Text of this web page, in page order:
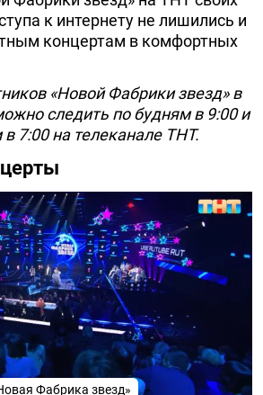
к интернету не лишились и
концертам в комфортных
«Новой Фабрики звезд» в
следить по будням в 9:00 и
7:00 на телеканале ТНТ.
Фабрика звезд»